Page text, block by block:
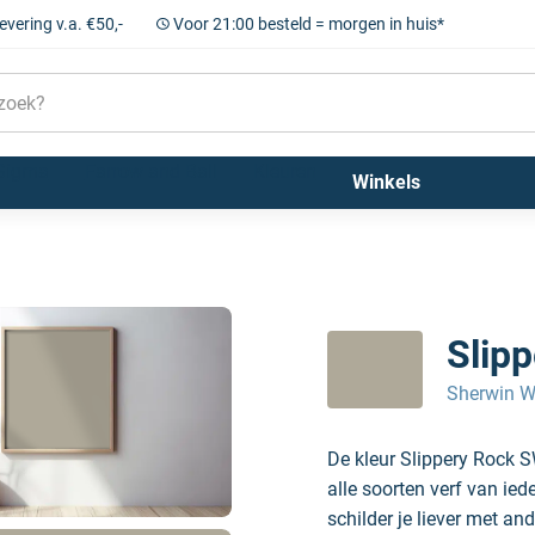
v.a. €50,- Voor 21:00 besteld = morgen in huis*
Winkels
Sherwin
De kleur Slippery Rock
alle soorten verf van
schilder je liever met